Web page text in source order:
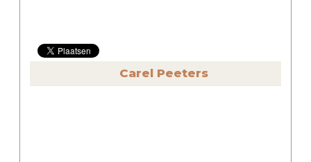
Carel Peeters